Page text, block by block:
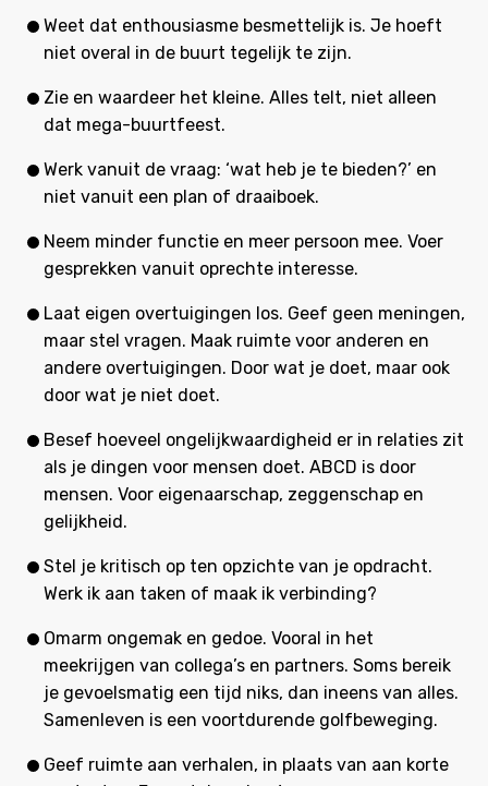
Weet dat enthousiasme besmettelijk is. Je hoeft
niet overal in de buurt tegelijk te zijn.
Zie en waardeer het kleine. Alles telt, niet alleen
dat mega-buurtfeest.
Werk vanuit de vraag: ‘wat heb je te bieden?’ en
niet vanuit een plan of draaiboek.
Neem minder functie en meer persoon mee. Voer
gesprekken vanuit oprechte interesse.
Laat eigen overtuigingen los. Geef geen meningen,
maar stel vragen. Maak ruimte voor anderen en
andere overtuigingen. Door wat je doet, maar ook
door wat je niet doet.
Besef hoeveel ongelijkwaardigheid er in relaties zit
als je dingen voor mensen doet. ABCD is door
mensen. Voor eigenaarschap, zeggenschap en
gelijkheid.
Stel je kritisch op ten opzichte van je opdracht.
Werk ik aan taken of maak ik verbinding?
Omarm ongemak en gedoe. Vooral in het
meekrijgen van collega’s en partners. Soms bereik
je gevoelsmatig een tijd niks, dan ineens van alles.
Samenleven is een voortdurende golfbeweging.
Geef ruimte aan verhalen, in plaats van aan korte